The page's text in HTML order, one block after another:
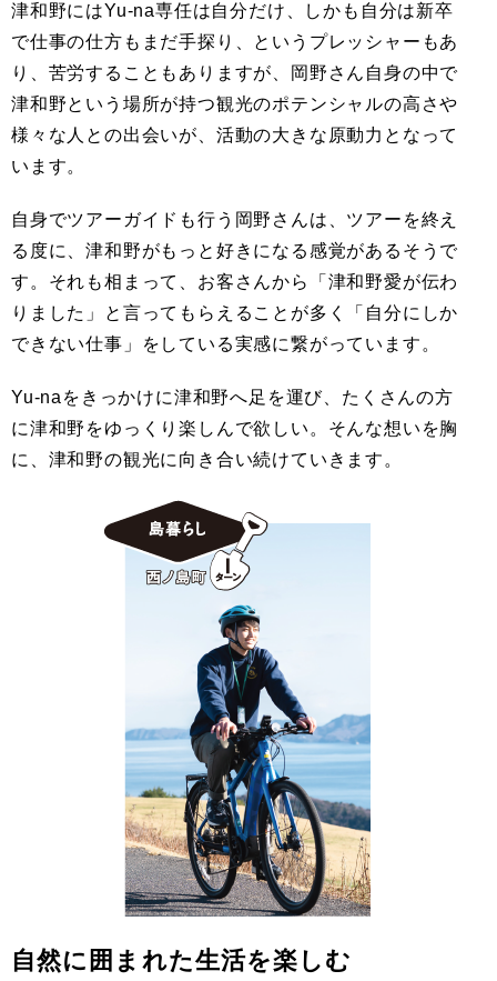
津和野にはYu-na専任は自分だけ、しかも自分は新卒
で仕事の仕方もまだ手探り、というプレッシャーもあ
り、苦労することもありますが、岡野さん自身の中で
津和野という場所が持つ観光のポテンシャルの高さや
様々な人との出会いが、活動の大きな原動力となって
います。
自身でツアーガイドも行う岡野さんは、ツアーを終え
る度に、津和野がもっと好きになる感覚があるそうで
す。それも相まって、お客さんから「津和野愛が伝わ
りました」と言ってもらえることが多く「自分にしか
できない仕事」をしている実感に繋がっています。
Yu-naをきっかけに津和野へ足を運び、たくさんの方
に津和野をゆっくり楽しんで欲しい。そんな想いを胸
に、津和野の観光に向き合い続けていきます。
自然に囲まれた生活を楽しむ